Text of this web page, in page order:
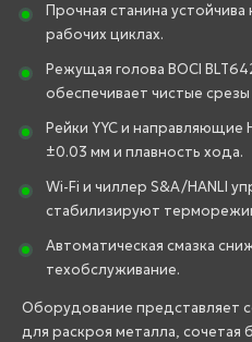
Прочная станина
рабочих циклах.
Режущая голова BOCI
обеспечивает чистые
Рейки YYC и направляющие
±0.03 мм и плавность хода.
Wi-Fi и чиллер S&A/HANLI
стабилизируют
Автоматическая смазка
техобслуживание.
Оборудование представляет
для раскроя металла, сочетая